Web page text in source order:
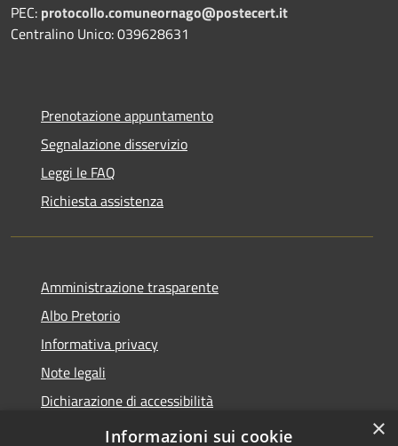
PEC: protocollo.comuneornago@postecert.it
Centralino Unico: 039628631
Prenotazione appuntamento
Segnalazione disservizio
Leggi le FAQ
Richiesta assistenza
Amministrazione trasparente
Albo Pretorio
Informativa privacy
Note legali
Dichiarazione di accessibilità
Obiettivi di accessibilità
×
Informazioni sui cookie